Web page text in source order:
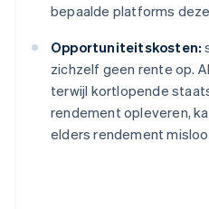
bepaalde platforms
Opportuniteitskosten:
zichzelf geen rente op.
terwijl kortlopende
rendement opleveren,
elders rendement